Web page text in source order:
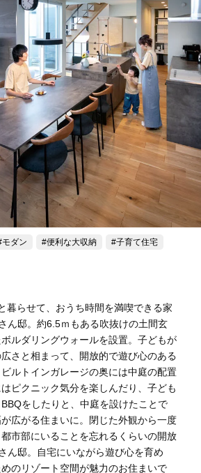
モダン 便利な大収納
子育て住宅
暮らせて、おうち時間を満喫できる家
ん邸。約6.5ｍもある吹抜けの土間玄
ルダリングウォールを設置。子どもが
さと相まって、開放的で遊び心のある
ルトインガレージの奥には中庭の配置
ピクニック気分を楽しんだり、子ども
をしたりと、中庭を設けたことで
広がる住まいに。閉じた外観から一度
市部にいることを忘れるくらいの開放
ん邸。自宅にいながら遊び心を育め
のリゾート空間が魅力のお住まいで